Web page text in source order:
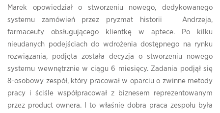
Marek opowiedział o stworzeniu nowego, dedykowanego
systemu zamówień przez pryzmat historii Andrzeja,
farmaceuty obsługującego klientkę w aptece. Po kilku
nieudanych podejściach do wdrożenia dostępnego na rynku
rozwiązania, podjęta została decyzja o stworzeniu nowego
systemu wewnętrznie w ciągu 6 miesięcy. Zadania podjął się
8-osobowy zespół, który pracował w oparciu o zwinne metody
pracy i ściśle współpracował z biznesem reprezentowanym
przez product ownera. I to właśnie dobra praca zespołu była